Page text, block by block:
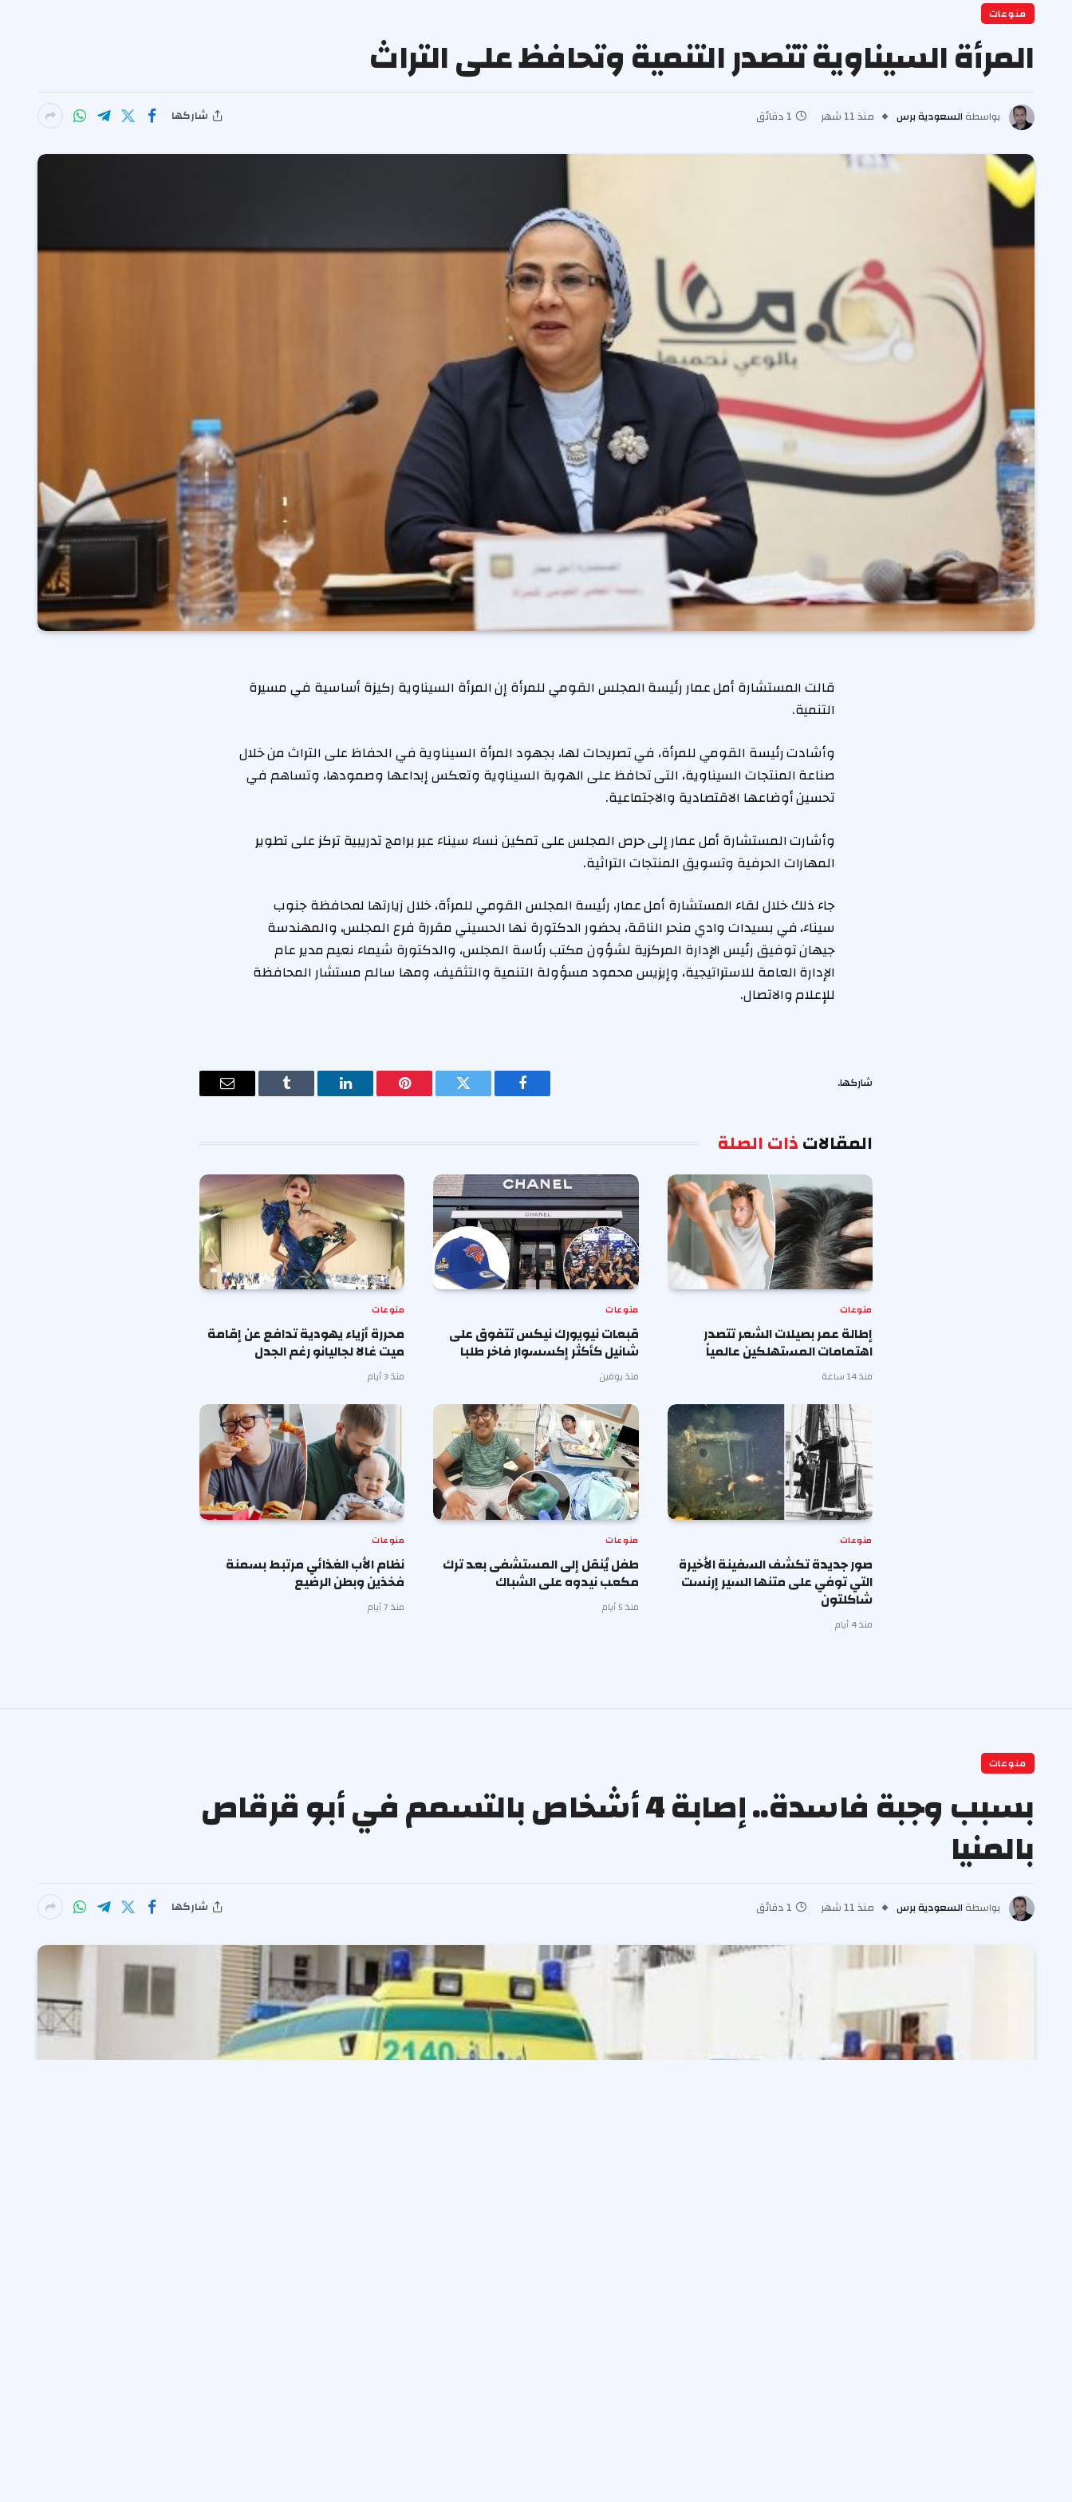
منوعات
المرأة السيناوية تتصدر التنمية وتحافظ على التراث
بواسطة السعودية برس منذ 11 شهر 1 دقائق شاركها
قالت المستشارة أمل عمار رئيسة المجلس القومي للمرأة إن المرأة السيناوية ركيزة أساسية في مسيرة
التنمية.
وأشادت رئيسة القومي للمرأة، في تصريحات لها، بجهود المرأة السيناوية في الحفاظ على التراث من خلال
صناعة المنتجات السيناوية، التى تحافظ على الهوية السيناوية وتعكس إبداعها وصمودها، وتساهم في
تحسين أوضاعها الاقتصادية والاجتماعية.
وأشارت المستشارة أمل عمار إلى حرص المجلس على تمكين نساء سيناء عبر برامج تدريبية تركز على تطوير
المهارات الحرفية وتسويق المنتجات التراثية.
جاء ذلك خلال لقاء المستشارة أمل عمار، رئيسة المجلس القومي للمرأة، خلال زيارتها لمحافظة جنوب
سيناء، في بسيدات وادي منحر الناقة، بحضور الدكتورة نها الحسيني مقررة فرع المجلس، والمهندسة
جيهان توفيق رئيس الإدارة المركزية لشؤون مكتب رئاسة المجلس، والدكتورة شيماء نعيم مدير عام
الإدارة العامة للاستراتيجية، وإيزيس محمود مسؤولة التنمية والتثقيف، ومها سالم مستشار المحافظة
للإعلام والاتصال.
شاركها.
فيسبوك تويتر بينتيريستلينكدإن Tumblr
البريد
المقالاتذات الصلة
منوعات
إطالة عمر بصيلات الشعر تتصدر
اهتمامات المستهلكين عالمياً
منذ 14 ساعة
منوعات
قبعات نيويورك نيكس تتفوق على
شانيل كأكثر إكسسوار فاخر طلبا
منذ يومين
منوعات
محررة أزياء يهودية تدافع عن إقامة
ميت غالا لجاليانو رغم الجدل
منذ 3 أيام
منوعات
صور جديدة تكشف السفينة الأخيرة
التي توفي على متنها السير إرنست
شاكلتون
منذ 4 أيام
منوعات
طفل يُنقل إلى المستشفى بعد ترك
مكعب نيدوه على الشباك
منذ 5 أيام
منوعات
نظام الأب الغذائي مرتبط بسمنة
فخذين وبطن الرضيع
منذ 7 أيام
منوعات
بسبب وجبة فاسدة.. إصابة 4 أشخاص بالتسمم في أبو قرقاص
بالمنيا
بواسطة السعودية برس منذ 11 شهر 1 دقائق شاركها